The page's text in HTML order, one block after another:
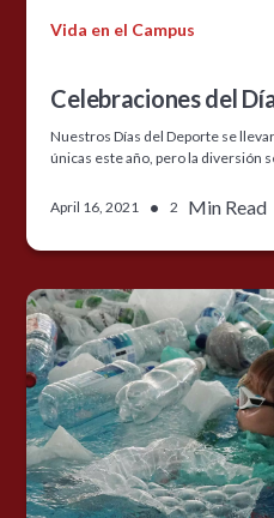
Vida en el Campus
Celebraciones del
Nuestros Días del Deporte se
únicas este año, pero la diversión
April 16, 2021 • 2 Min Read